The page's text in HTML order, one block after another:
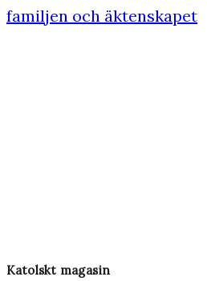
familjen och äktenskapet
Katolskt magasin